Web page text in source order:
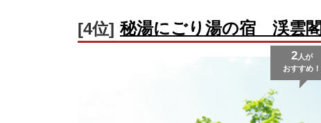
[4位] 秘湯にごり湯の宿 渓雲閣
2人が
おすすめ！